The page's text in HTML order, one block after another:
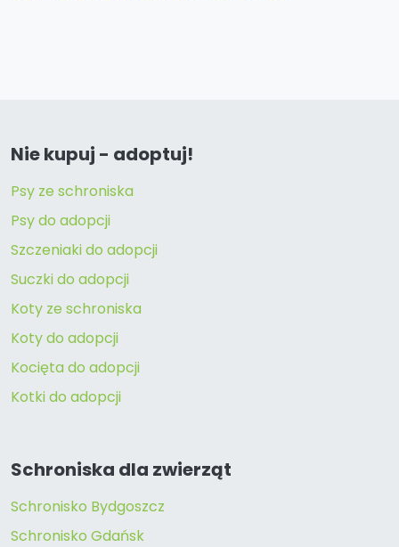
Nie kupuj - adoptuj!
Psy ze schroniska
Psy do adopcji
Szczeniaki do adopcji
Suczki do adopcji
Koty ze schroniska
Koty do adopcji
Kocięta do adopcji
Kotki do adopcji
Schroniska dla zwierząt
Schronisko Bydgoszcz
Schronisko Gdańsk